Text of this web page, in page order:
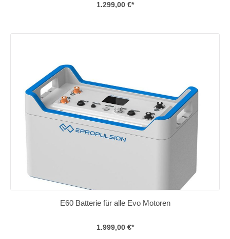
1.299,00 €*
E60 Batterie für alle Evo Motoren
1.999,00 €*